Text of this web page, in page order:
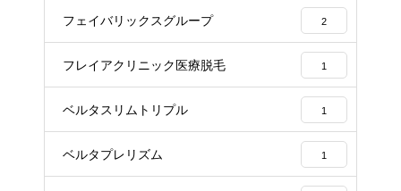
フェイバリックスグループ 2
フレイアクリニック医療脱毛 1
ベルタスリムトリプル 1
ベルタプレリズム 1